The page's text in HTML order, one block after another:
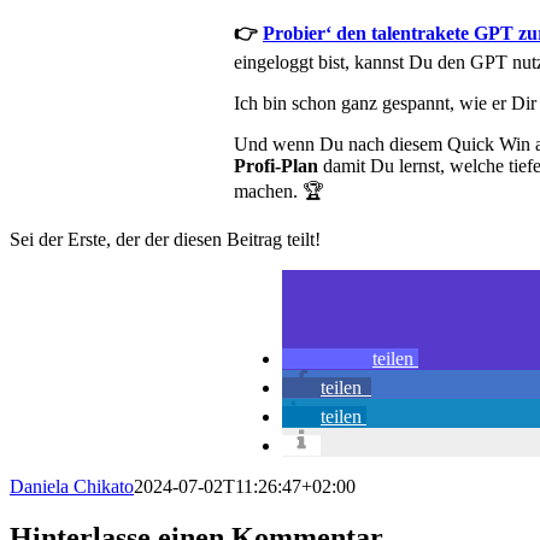
👉 Probier‘ den talentrakete GPT
eingeloggt bist, kannst Du den GPT
Ich bin schon ganz gespannt, wie er
Und wenn Du nach diesem Quick Win
Profi-Plan damit Du lernst, welche
machen. 🏆
Sei der Erste, der der diesen Beitrag teilt!
teilen
teilen
teilen
Daniela Chikato2024-07-02T11:26:47+02:00